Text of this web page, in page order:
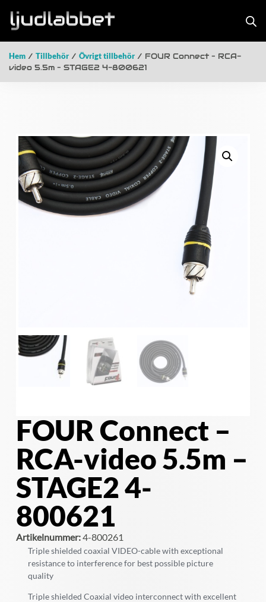
Hem / Tillbehör/ Övrigt tillbehör/ FOUR Connect – RCA-
video 5.5m – STAGE2 4-800621
FOUR Connect –
RCA-video 5.5m –
STAGE2 4-
800621
Artikelnummer:4-800261
Triple shielded coaxial VIDEO-cable with exceptional
resistance to interference for best possible picture
quality
Triple shielded Coaxial video interconnect with excellent